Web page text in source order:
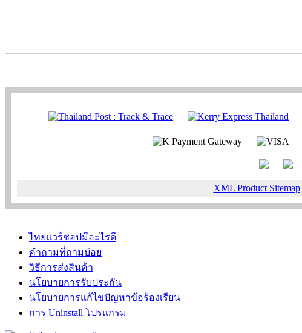
XML Product Sitemap|
ไทยแวร์ชอปมีอะไรดี
คำถามที่ถามบ่อย
วิธีการส่งสินค้า
นโยบายการรับประกัน
นโยบายการแก้ไขปัญหาข้อร้องเรียน
การ Uninstall โปรแกรม